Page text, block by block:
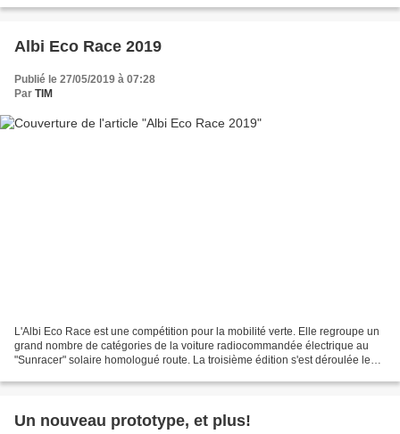
Albi Eco Race 2019
Publié le 27/05/2019 à 07:28
Par TIM
L'Albi Eco Race est une compétition pour la mobilité verte. Elle regroupe un
grand nombre de catégories de la voiture radiocommandée électrique au
"Sunracer" solaire homologué route. La troisième édition s'est déroulée les
Un nouveau prototype, et plus!